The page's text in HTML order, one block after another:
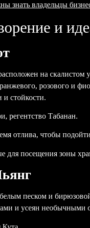
знать владельцы
и
на
розового и
и стойкости.
регентство Табанан.
отлива, чтобы
для посещения зоны
песком и
и усеян необычными